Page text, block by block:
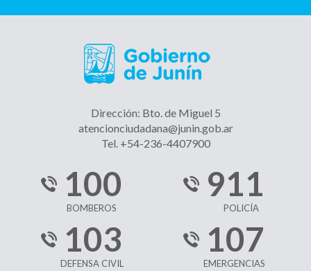
Dirección: Bto. de Miguel 5
atencionciudadana@junin.gob.ar
Tel. +54-236-4407900
100
BOMBEROS
911
POLICÍA
103
DEFENSA CIVIL
107
EMERGENCIAS